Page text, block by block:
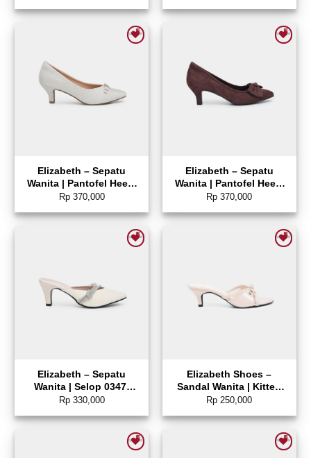
Elizabeth – Sepatu
Wanita | Pantofel Heels
0400-0594
Rp370,000
Elizabeth – Sepatu
Wanita | Pantofel Heels
0400-0593
Rp 370,000
Elizabeth – Sepatu
Wanita | Selop 0347-
0005
Rp330,000
Elizabeth Shoes –
Sandal Wanita | Kitten
Heels 0651-0498
Rp 250,000